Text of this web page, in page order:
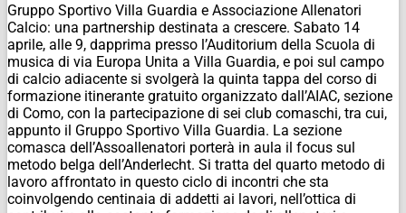
Gruppo Sportivo Villa Guardia e Associazione Allenatori
Calcio: una partnership destinata a crescere. ‪Sabato 14
aprile‬, alle 9, dapprima presso l’Auditorium della Scuola di
musica di via Europa Unita a Villa Guardia, e poi sul campo
di calcio adiacente si svolgerà la quinta tappa del corso di
formazione itinerante gratuito organizzato dall’AIAC, sezione
di Como, con la partecipazione di sei club comaschi, tra cui,
appunto il Gruppo Sportivo Villa Guardia. La sezione
comasca dell’Assoallenatori porterà in aula il focus sul
metodo belga dell’Anderlecht. Si tratta del quarto metodo di
lavoro affrontato in questo ciclo di incontri che sta
coinvolgendo centinaia di addetti ai lavori, nell’ottica di